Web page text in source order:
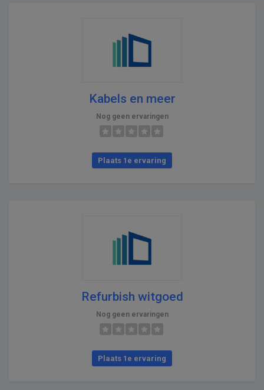
Kabels en meer
Nog geen ervaringen
Plaats 1e ervaring
Refurbish witgoed
Nog geen ervaringen
Plaats 1e ervaring